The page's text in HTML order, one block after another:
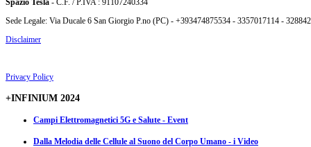
Sede Legale: Via Ducale 6 San Giorgio P.no (PC) - +393474875534 - 3357017114 -
Disclaimer
Privacy Policy
+INFINIUM 2024
Campi Elettromagnetici 5G e Salute - Event
Dalla Melodia delle Cellule al Suono del Corpo Umano - i Video